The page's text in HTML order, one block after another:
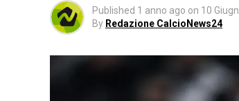
Published 1 anno ago on 10
By Redazione CalcioNews24